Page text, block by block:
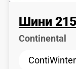
Шини 215
Continental